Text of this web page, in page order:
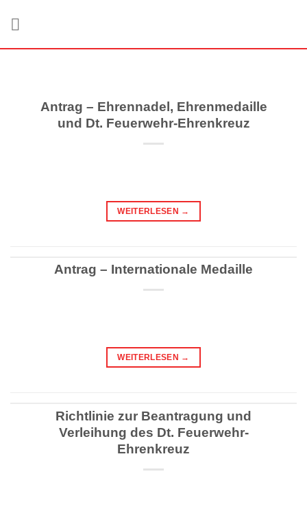
Antrag – Ehrennadel, Ehrenmedaille
und Dt. Feuerwehr-Ehrenkreuz
WEITERLESEN →
Antrag – Internationale Medaille
WEITERLESEN →
Richtlinie zur Beantragung und
Verleihung des Dt. Feuerwehr-
Ehrenkreuz